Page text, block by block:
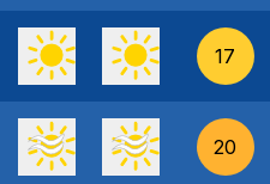
17
20